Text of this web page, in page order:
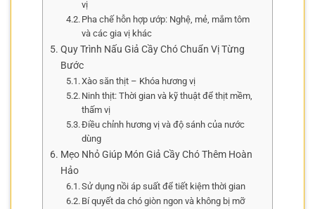
vị
Pha chế hỗn hợp ướp: Nghệ, mẻ, mắm tôm
và các gia vị khác
Quy Trình Nấu Giả Cầy Chó Chuẩn Vị Từng
Bước
Xào săn thịt – Khóa hương vị
Ninh thịt: Thời gian và kỹ thuật để thịt mềm,
thấm vị
Điều chỉnh hương vị và độ sánh của nước
dùng
Mẹo Nhỏ Giúp Món Giả Cầy Chó Thêm Hoàn
Hảo
Sử dụng nồi áp suất để tiết kiệm thời gian
Bí quyết da chó giòn ngon và không bị mỡ